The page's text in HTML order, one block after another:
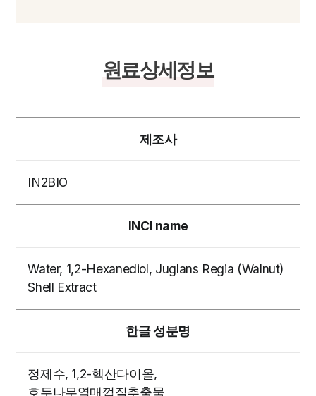
원료상세정보
제조사
IN2BIO
INCI name
Water, 1,2-Hexanediol, Juglans Regia (Walnut)
Shell Extract
한글 성분명
정제수, 1,2-헥산다이올,
호두나무열매껍질추출물